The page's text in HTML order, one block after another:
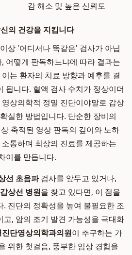
감 해소 및 높은 신뢰도
의 건강을 지킵니다
상 '어디서나 똑같은' 검사가 아닙
어떻게 판독하느냐에 따라 결과는
는 환자의 치료 방향과 예후를 결
됩니다. 혈액 검사 수치가 정상이더
상의학적 정밀 진단이야말로 갑상
실한 방법입니다. 단순한 장비의
축적된 영상 판독의 깊이와 노하
통하며 최상의 진료를 제공하는
이를 만듭니다.
선 초음파검사를 앞두고 있거나,
상선 병원을 찾고 있다면, 이 점을
. 진단의 정확성을 높여 불필요한 조
고, 암의 조기 발견 가능성을 극대화
진단영상의학과의원이 추구하는 가
위한 첫걸음, 풍부한 임상 경험을